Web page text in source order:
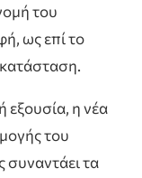
του
ως επί το
εξουσία, η νέα
του
συναντάει τα